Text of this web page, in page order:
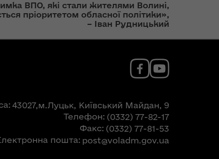
ВПО, які стали жителями Волині,
пріоритетом обласної політики»,
– Іван Рудницький
43027,м.Луцьк, Київський Майдан, 9
Телефон (0332) 77-82-17
Факс (0332) 77-81-53
пошта post@voladm.gov.ua